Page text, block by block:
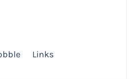
Links